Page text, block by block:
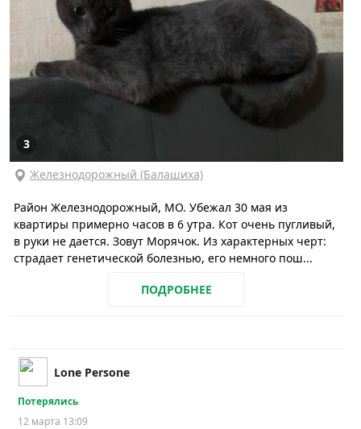
3
Железнодорожный (Балашиха)
Район Железнодорожный, МО. Убежал 30 мая из
квартиры примерно часов в 6 утра. Кот очень пугливый,
в руки не дается. Зовут Морячок. Из характерных черт:
страдает генетической болезнью, его немного пош...
ПОДРОБНЕЕ
Lone Persone
Потерялись
12 марта 13:09